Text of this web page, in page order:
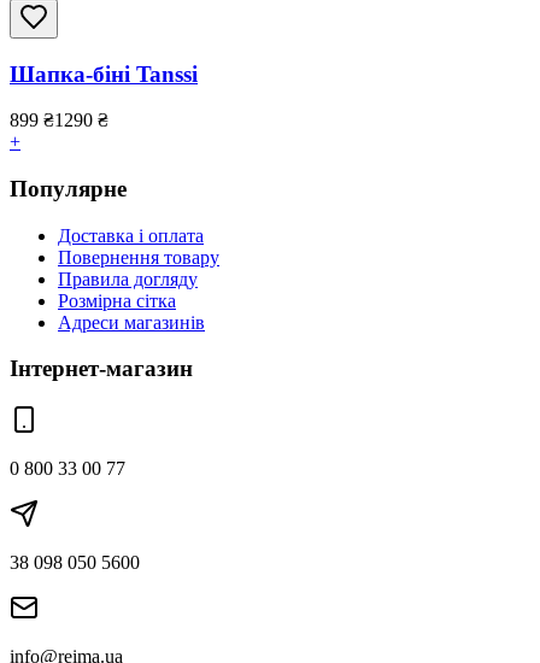
Шапка-біні Tanssi
899 ₴1290 ₴
+
Популярне
Доставка і оплата
Повернення товару
Правила догляду
Розмірна сітка
Адреси магазинів
Інтернет-магазин
0 800 33 00 77
38 098 050 5600
info@reima.ua